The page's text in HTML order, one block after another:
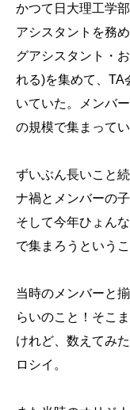
かつて日大理工学
アシスタントを務
グアシスタント・
れる)を集めて、TA
いていた。メンバ
の規模で集まって
ずいぶん長いこと
ナ禍とメンバーの
そして今年ひょん
で集まろうという
当時のメンバーと
らいのこと！そこ
けれど、数えてみ
ロシイ。